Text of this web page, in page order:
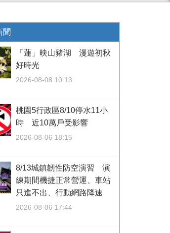
聞
「蓮」映山豬湖 漫遊初秋
好時光
2026-08-08 10:13
桃園5行政區8/10停水11小
時 近10萬戶受影響
2026-08-06 18:15
8/13城鎮韌性防空演習 演
練期間機捷正常營運、車站
只進不出、行動網路降速
2026-08-06 17:44